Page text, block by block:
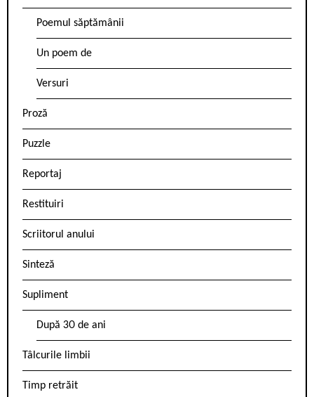
Poemul săptămânii
Un poem de
Versuri
Proză
Puzzle
Reportaj
Restituiri
Scriitorul anului
Sinteză
Supliment
După 30 de ani
Tâlcurile limbii
Timp retrăit